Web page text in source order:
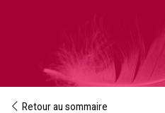
Retour au sommaire